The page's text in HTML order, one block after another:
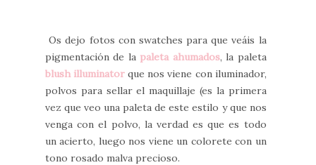
Os dejo fotos con swatches para que veáis la
pigmentación de la paleta ahumados, la paleta
blush illuminator que nos viene con iluminador,
polvos para sellar el maquillaje (es la primera
vez que veo una paleta de este estilo y que nos
venga con el polvo, la verdad es que es todo
un acierto, luego nos viene un colorete con un
tono rosado malva precioso.